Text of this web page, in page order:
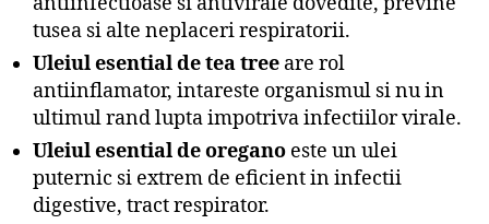
tusea si alte neplaceri respiratorii.
Uleiul esential de tea tree are rol
antiinflamator, intareste organismul si nu in
ultimul rand lupta impotriva infectiilor virale.
Uleiul esential de oregano este un ulei
puternic si extrem de eficient in infectii
digestive, tract respirator.